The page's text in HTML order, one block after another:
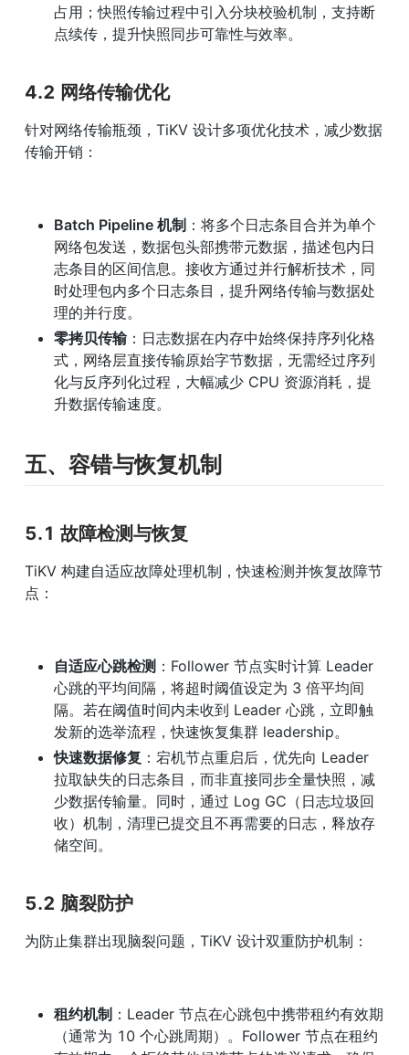
占用；快照传输过程中引入分块校验机制，支持断
点续传，提升快照同步可靠性与效率。
4.2 网络传输优化
针对网络传输瓶颈，TiKV 设计多项优化技术，减少数据
传输开销：
Batch Pipeline 机制 ：将多个日志条目合并为单个
网络包发送，数据包头部携带元数据，描述包内日
志条目的区间信息。接收方通过并行解析技术，同
时处理包内多个日志条目，提升网络传输与数据处
理的并行度。
零拷贝传输：日志数据在内存中始终保持序列化格
式，网络层直接传输原始字节数据，无需经过序列
化与反序列化过程，大幅减少 CPU 资源消耗，提
升数据传输速度。
五、容错与恢复机制
5.1 故障检测与恢复
TiKV 构建自适应故障处理机制，快速检测并恢复故障节
点：
自适应心跳检测 ：Follower 节点实时计算 Leader
心跳的平均间隔，将超时阈值设定为 3 倍平均间
隔。若在阈值时间内未收到 Leader 心跳，立即触
发新的选举流程，快速恢复集群 leadership。
快速数据修复 ：宕机节点重启后，优先向 Leader
拉取缺失的日志条目，而非直接同步全量快照，减
少数据传输量。同时，通过 Log GC（日志垃圾回
收）机制，清理已提交且不再需要的日志，释放存
储空间。
5.2 脑裂防护
为防止集群出现脑裂问题，TiKV 设计双重防护机制：
租约机制 ：Leader 节点在心跳包中携带租约有效期
（通常为 10 个心跳周期）。Follower 节点在租约